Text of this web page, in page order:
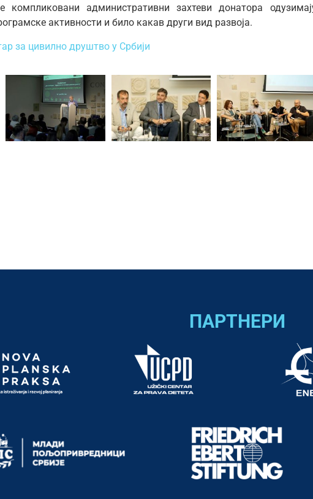
административни захтеви донатора
активности и било какав други вид развоја.
за цивилно друштво у Србији
ПАРТНЕРИ